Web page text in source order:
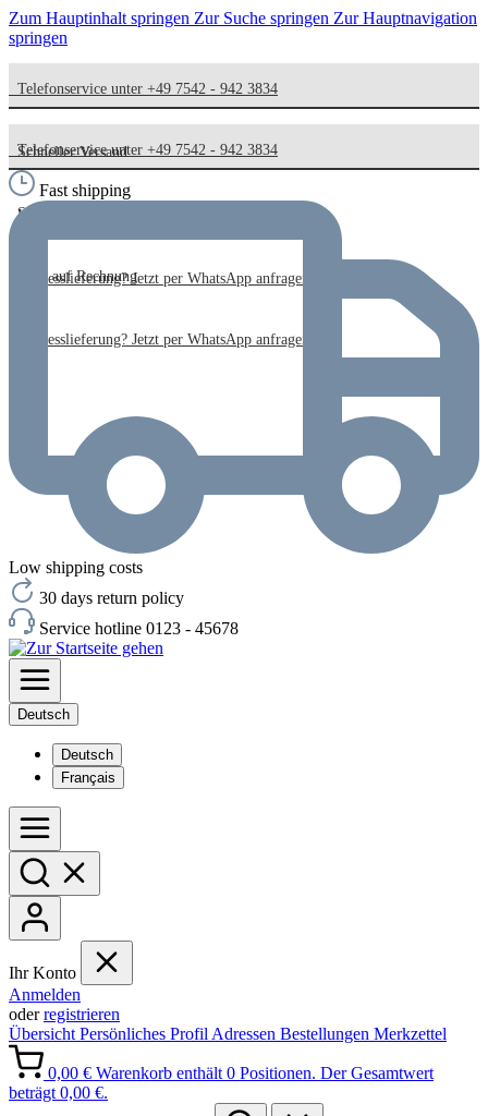
Zum Hauptinhalt springen Zur Suche springen Zur Hauptnavigation
springen
Telefonservice unter +49 7542 - 942 3834
Schneller Versand
Kauf auf Rechnung
Expresslieferung? Jetzt per WhatsApp anfragen!
Telefonservice unter +49 7542 - 942 3834
Schneller Versand
Kauf auf Rechnung
Expresslieferung? Jetzt per WhatsApp anfragen!
Fast shipping
Low shipping costs
30 days return policy
Service hotline 0123 - 45678
Deutsch
Deutsch
Français
Ihr Konto
Anmelden
oderregistrieren
Übersicht Persönliches Profil Adressen Bestellungen Merkzettel
0,00 € Warenkorb enthält 0 Positionen. Der Gesamtwert
beträgt 0,00 €.